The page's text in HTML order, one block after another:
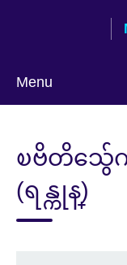
Menu
language
ၿဗိတိသွ်ေ
(ရန္ကုန္)